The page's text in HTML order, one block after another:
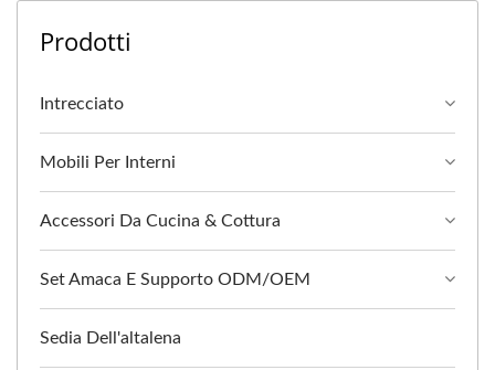
Prodotti
Intrecciato
Mobili Per Interni
Accessori Da Cucina & Cottura
Set Amaca E Supporto ODM/OEM
Sedia Dell'altalena